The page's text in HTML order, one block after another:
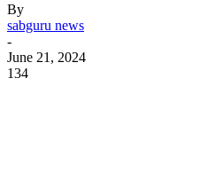
By
sabguru news
-
June 21, 2024
134